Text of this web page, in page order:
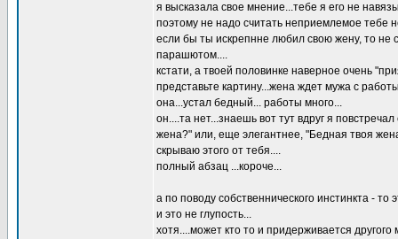
я высказала свое мнение...тебе я его не
поэтому не надо считать неприемлемое тебе
если бы ты искрепнне любил свою жену, то не
парашютом....
кстати, а твоей половинке наверное очень
представьте картину...жена ждет мужа с
она...устал бедный... работы много...
он....та нет...знаешь вот тут вдруг я
жена?" или, еще элегантнее, "Бедная твоя
скрываю этого от тебя....
полный абзац ...короче...
а по поводу собственнического инстинкта -
и это не глупость...
хотя....может кто то и придерживается